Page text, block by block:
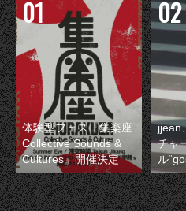
体験型フェス『集楽座
Collective Sounds &
Cultures』開催決定
jjean
チャ
ル